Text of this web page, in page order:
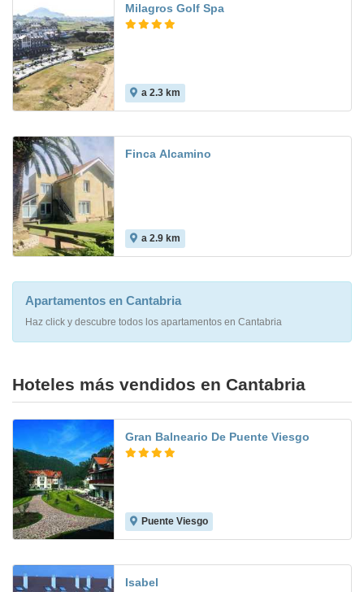
Milagros Golf Spa
a 2.3 km
Finca Alcamino
a 2.9 km
Apartamentos en Cantabria
Haz click y descubre todos los apartamentos en Cantabria
Hoteles más vendidos en Cantabria
Gran Balneario De Puente Viesgo
Puente Viesgo
Isabel